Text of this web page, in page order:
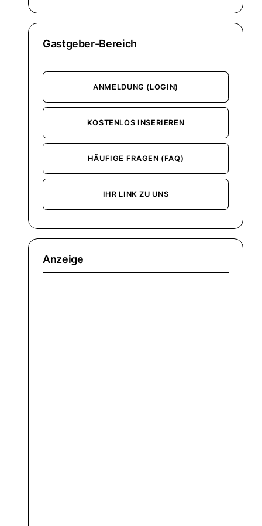
Gastgeber-Bereich
ANMELDUNG (LOGIN)
KOSTENLOS INSERIEREN
HÄUFIGE FRAGEN (FAQ)
IHR LINK ZU UNS
Anzeige